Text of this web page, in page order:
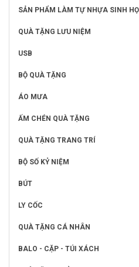
SẢN PHẨM LÀM TỰ NHỰA SINH
QUÀ TẶNG LƯU NIỆM
USB
BỘ QUÀ TẶNG
ÁO MƯA
ẤM CHÉN QUÀ TẶNG
QUÀ TẶNG TRANG TRÍ
BỘ SỐ KỶ NIỆM
BÚT
LY CỐC
QUÀ TẶNG CÁ NHÂN
BALO - CẶP - TÚI XÁCH